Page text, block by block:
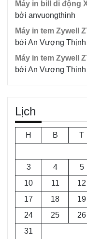
Máy in bill di động
bởi anvuongthinh
Máy in tem Zywell
bởi An Vượng Thịnh
Máy in tem Zywell
bởi An Vượng Thịnh
Lịch
H B T
3
4 5
10
11 12
17
18 19
24
25 26
31